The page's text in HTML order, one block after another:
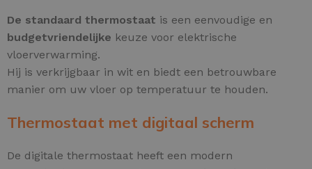
De standaard thermostaat is een eenvoudige en
budgetvriendelijke keuze voor elektrische
vloerverwarming.
Hij is verkrijgbaar in wit en biedt een betrouwbare
manier om uw vloer op temperatuur te houden.
Thermostaat met digitaal scherm
De digitale thermostaat heeft een modern